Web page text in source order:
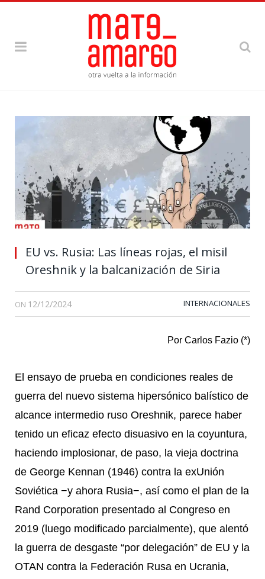
EU vs. Rusia: Las líneas rojas, el misil
Oreshnik y la balcanización de Siria
ON 12/12/2024 INTERNACIONALES
Por Carlos Fazio (*)
El ensayo de prueba en condiciones reales de
guerra del nuevo sistema hipersónico balístico de
alcance intermedio ruso Oreshnik, parece haber
tenido un eficaz efecto disuasivo en la coyuntura,
haciendo implosionar, de paso, la vieja doctrina
de George Kennan (1946) contra la exUnión
Soviética −y ahora Rusia−, así como el plan de la
Rand Corporation presentado al Congreso en
2019 (luego modificado parcialmente), que alentó
la guerra de desgaste “por delegación” de EU y la
OTAN contra la Federación Rusa en Ucrania,